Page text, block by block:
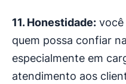
11. Honestidade: você
quem possa confiar
especialmente em
atendimento aos